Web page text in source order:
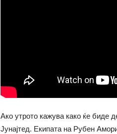
Ако утрото кажува како ќе биде
Јунајтед. Екипата на Рубен